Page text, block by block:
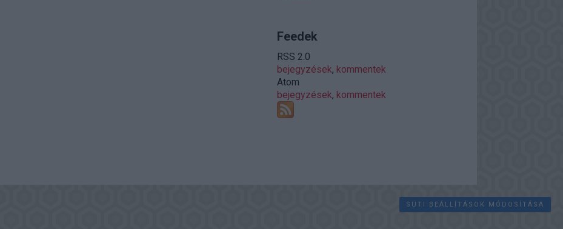
Feedek
RSS 2.0
bejegyzések, kommentek
Atom
bejegyzések, kommentek
SÜTI BEÁLLÍTÁSOK MÓDOSÍTÁSA